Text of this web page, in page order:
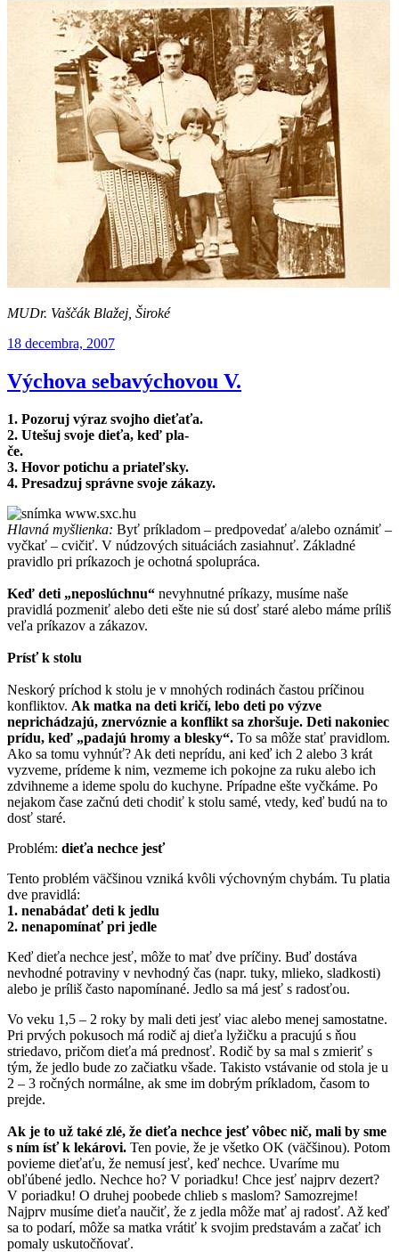
MUDr. Vaščák Blažej, Široké
Publikované
18 decembra, 2007
Výchova sebavýchovou V.
1. Pozoruj výraz svojho dieťaťa.
2. Utešuj svoje dieťa, keď pla-
če.
3. Hovor potichu a priateľsky.
4. Presadzuj správne svoje zákazy.
Hlavná myšlienka: Byť príkladom – predpovedať a/alebo oznámiť –
vyčkať – cvičiť. V núdzových situáciách zasiahnuť. Základné
pravidlo pri príkazoch je ochotná spolupráca.
Keď deti „neposlúchnu“ nevyhnutné príkazy, musíme naše
pravidlá pozmeniť alebo deti ešte nie sú dosť staré alebo máme príliš
veľa príkazov a zákazov.
Prísť k stolu
Neskorý príchod k stolu je v mnohých rodinách častou príčinou
konfliktov. Ak matka na deti kričí, lebo deti po výzve
neprichádzajú, znervóznie a konflikt sa zhoršuje. Deti nakoniec
prídu, keď „padajú hromy a blesky“. To sa môže stať pravidlom.
Ako sa tomu vyhnúť? Ak deti neprídu, ani keď ich 2 alebo 3 krát
vyzveme, prídeme k nim, vezmeme ich pokojne za ruku alebo ich
zdvihneme a ideme spolu do kuchyne. Prípadne ešte vyčkáme. Po
nejakom čase začnú deti chodiť k stolu samé, vtedy, keď budú na to
dosť staré.
Problém: dieťa nechce jesť
Tento problém väčšinou vzniká kvôli výchovným chybám. Tu platia
dve pravidlá:
1. nenabádať deti k jedlu
2. nenapomínať pri jedle
Keď dieťa nechce jesť, môže to mať dve príčiny. Buď dostáva
nevhodné potraviny v nevhodný čas (napr. tuky, mlieko, sladkosti)
alebo je príliš často napomínané. Jedlo sa má jesť s radosťou.
Vo veku 1,5 – 2 roky by mali deti jesť viac alebo menej samostatne.
Pri prvých pokusoch má rodič aj dieťa lyžičku a pracujú s ňou
striedavo, pričom dieťa má prednosť. Rodič by sa mal s zmieriť s
tým, že jedlo bude zo začiatku všade. Takisto vstávanie od stola je u
2 – 3 ročných normálne, ak sme im dobrým príkladom, časom to
prejde.
Ak je to už také zlé, že dieťa nechce jesť vôbec nič, mali by sme
s ním ísť k lekárovi. Ten povie, že je všetko OK (väčšinou). Potom
povieme dieťaťu, že nemusí jesť, keď nechce. Uvaríme mu
obľúbené jedlo. Nechce ho? V poriadku! Chce jesť najprv dezert?
V poriadku! O druhej poobede chlieb s maslom? Samozrejme!
Najprv musíme dieťa naučiť, že z jedla môže mať aj radosť. Až keď
sa to podarí, môže sa matka vrátiť k svojim predstavám a začať ich
pomaly uskutočňovať.